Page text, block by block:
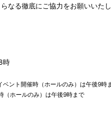
なる徹底にご協力をお願いいたし
時
ベント開催時（ホールのみ）は午後9時
（ホールのみ）は午後9時まで